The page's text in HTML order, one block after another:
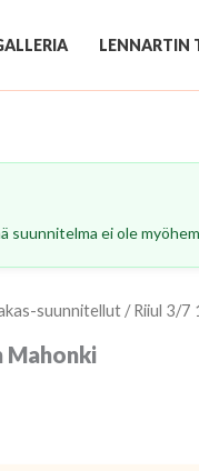
LENNARTIN
ei ole
suunnitellut / Riiul 3/7
Mahonki